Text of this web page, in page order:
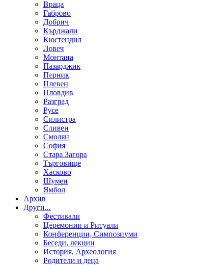
Враца
Габрово
Добрич
Кърджали
Кюстендил
Ловеч
Монтана
Пазарджик
Перник
Плевен
Пловдив
Разград
Русе
Силистра
Сливен
Смолян
София
Стара Загора
Търговище
Хасково
Шумен
Ямбол
Aрхив
Други...
Фестивали
Церемонии и Ритуали
Конференции, Симпозиуми
Беседи, лекции
История, Археология
Родители и деца